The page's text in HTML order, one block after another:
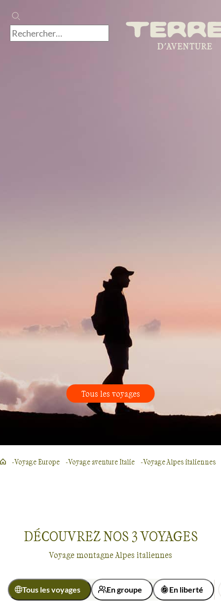
Tous les voyages
Voyage Europe Voyage aventure Italie Voyage Alpes italiennes
DÉCOUVREZ NOS 3VOYAGES
Voyage montagne Alpes italiennes
Tous les voyages En groupe En liberté